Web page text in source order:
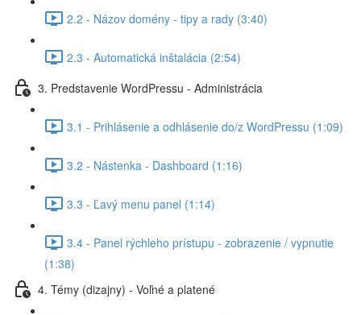
2.2 - Názov domény - tipy a rady (3:40)
2.3 - Automatická inštalácia (2:54)
3. Predstavenie WordPressu - Administrácia
3.1 - Prihlásenie a odhlásenie do/z WordPressu (1:09)
3.2 - Nástenka - Dashboard (1:16)
3.3 - Ľavý menu panel (1:14)
3.4 - Panel rýchleho prístupu - zobrazenie / vypnutie
(1:38)
4. Témy (dizajny) - Voľné a platené